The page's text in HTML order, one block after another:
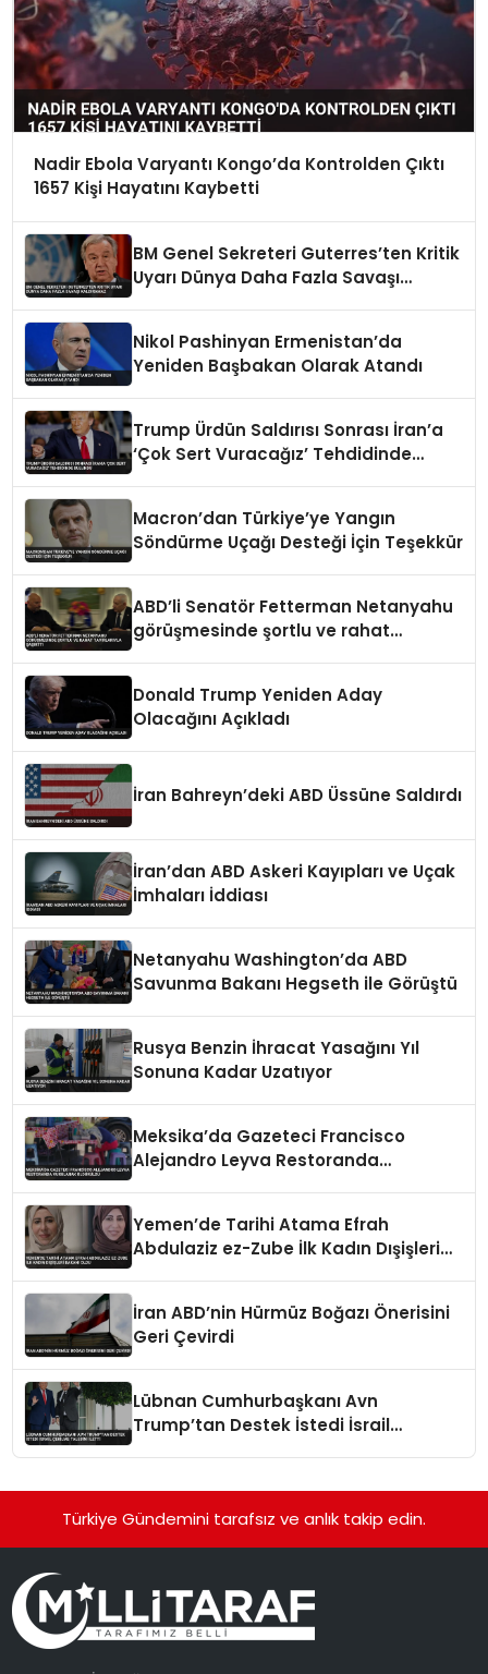
Nadir Ebola Varyantı Kongo’da Kontrolden Çıktı
1657 Kişi Hayatını Kaybetti
BM Genel Sekreteri Guterres’ten Kritik
Uyarı Dünya Daha Fazla Savaşı
Nikol Pashinyan Ermenistan’da
Yeniden Başbakan Olarak Atandı
Trump Ürdün Saldırısı Sonrası İran’a
‘Çok Sert Vuracağız’ Tehdidinde
Macron’dan Türkiye’ye Yangın
Söndürme Uçağı Desteği İçin Teşekkür
ABD’li Senatör Fetterman Netanyahu
görüşmesinde şortlu ve rahat
Donald Trump Yeniden Aday
Olacağını Açıkladı
İran Bahreyn’deki ABD Üssüne Saldırdı
İran’dan ABD Askeri Kayıpları ve Uçak
İmhaları İddiası
Netanyahu Washington’da ABD
Savunma Bakanı Hegseth ile Görüştü
Rusya Benzin İhracat Yasağını Yıl
Sonuna Kadar Uzatıyor
Meksika’da Gazeteci Francisco
Alejandro Leyva Restoranda
Yemen’de Tarihi Atama Efrah
Abdulaziz ez-Zube İlk Kadın Dışişleri
İran ABD’nin Hürmüz Boğazı Önerisini
Geri Çevirdi
Lübnan Cumhurbaşkanı Avn
Trump’tan Destek İstedi İsrail
Türkiye Gündemini tarafsız ve anlık takip edin.